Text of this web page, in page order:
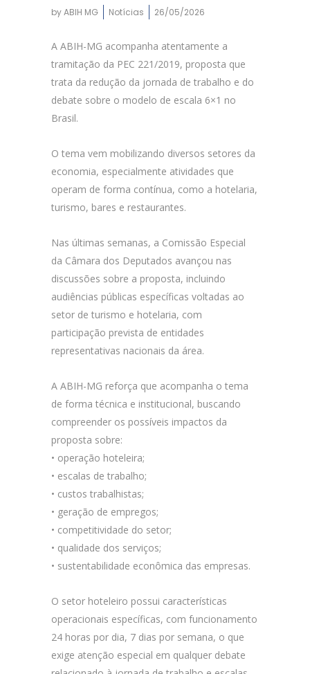
byABIH MG Notícias 26/05/2026
A ABIH-MG acompanha atentamente a
tramitação da PEC 221/2019, proposta que
trata da redução da jornada de trabalho e do
debate sobre o modelo de escala 6×1 no
Brasil.
O tema vem mobilizando diversos setores da
economia, especialmente atividades que
operam de forma contínua, como a hotelaria,
turismo, bares e restaurantes.
Nas últimas semanas, a Comissão Especial
da Câmara dos Deputados avançou nas
discussões sobre a proposta, incluindo
audiências públicas específicas voltadas ao
setor de turismo e hotelaria, com
participação prevista de entidades
representativas nacionais da área.
A ABIH-MG reforça que acompanha o tema
de forma técnica e institucional, buscando
compreender os possíveis impactos da
proposta sobre:
• operação hoteleira;
• escalas de trabalho;
• custos trabalhistas;
• geração de empregos;
• competitividade do setor;
• qualidade dos serviços;
• sustentabilidade econômica das empresas.
O setor hoteleiro possui características
operacionais específicas, com funcionamento
24 horas por dia, 7 dias por semana, o que
exige atenção especial em qualquer debate